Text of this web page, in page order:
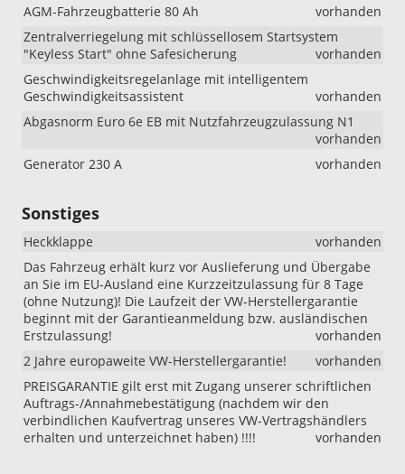
AGM-Fahrzeugbatterie 80 Ah
vorhanden
Zentralverriegelung mit schlüssellosem Startsystem
"Keyless Start" ohne Safesicherung
vorhanden
Geschwindigkeitsregelanlage mit intelligentem
Geschwindigkeitsassistent
vorhanden
Abgasnorm Euro 6e EB mit Nutzfahrzeugzulassung N1
vorhanden
Generator 230 A
vorhanden
Sonstiges
Heckklappe
vorhanden
Das Fahrzeug erhält kurz vor Auslieferung und Übergabe
an Sie im EU-Ausland eine Kurzzeitzulassung für 8 Tage
(ohne Nutzung)! Die Laufzeit der VW-Herstellergarantie
beginnt mit der Garantieanmeldung bzw. ausländischen
Erstzulassung!
vorhanden
2 Jahre europaweite VW-Herstellergarantie!
vorhanden
PREISGARANTIE gilt erst mit Zugang unserer schriftlichen
Auftrags-/Annahmebestätigung (nachdem wir den
verbindlichen Kaufvertrag unseres VW-Vertragshändlers
erhalten und unterzeichnet haben) !!!!
vorhanden